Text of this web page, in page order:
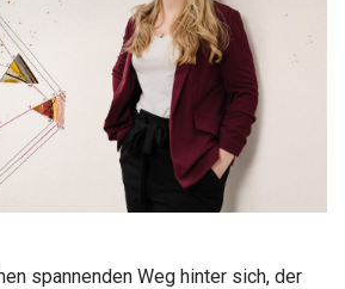
spannenden Weg hinter sich, der